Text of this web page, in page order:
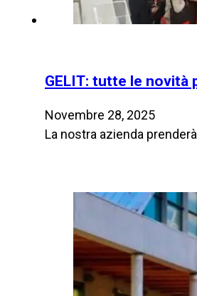
GELIT: tutte le novità
Novembre 28, 2025
La nostra azienda